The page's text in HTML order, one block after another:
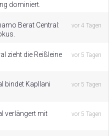
dominiert.
Berat Central:
vor 4 Tagen
zieht die Reißleine
vor 5 Tagen
bindet Kapllani
vor 5 Tagen
verlängert mit
vor 5 Tagen